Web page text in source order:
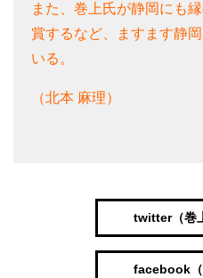
また、巻上氏が静岡にも
賞するなど、ますます静
いる。
（北本 麻理）
twitter（巻
facebook（